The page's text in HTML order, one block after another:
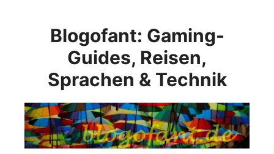
Blogofant: Gaming-
Guides, Reisen,
Sprachen & Technik